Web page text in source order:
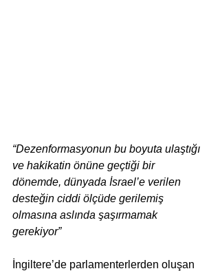
“Dezenformasyonun bu boyuta ulaştığı
ve hakikatin önüne geçtiği bir
dönemde, dünyada İsrael’e verilen
desteğin ciddi ölçüde gerilemiş
olmasına aslında şaşırmamak
gerekiyor”
İngiltere’de parlamenterlerden oluşan